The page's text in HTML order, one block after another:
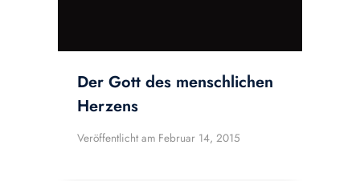
Der Gott des menschlichen
Herzens
Veröffentlicht am Februar 14, 2015